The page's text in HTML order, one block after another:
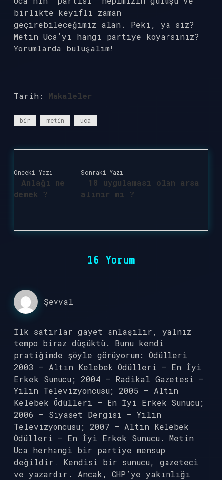
birlikte keyifli zaman
geçirebileceğimiz alan. Peki, ya siz?
Metin Uca’yı hangi partiye koyarsınız?
Yorumlarda buluşalım!
Tarih: Makaleler
bir metin uca
Önceki Yazı
Anlağı ne
demek ?
Sonraki Yazı
18 uygulaması olan arsa
alınır mı ?
16 Yorum
Şevval
İlk satırlar gayet anlaşılır, yalnız
tempo biraz düşüktü. Bunu kendi
pratiğimde şöyle görüyorum: Ödülleri
2003 – Altın Kelebek Ödülleri – En İyi
Erkek Sunucu; 2004 – Radikal Gazetesi –
Yılın Televizyoncusu; 2005 – Altın
Kelebek Ödülleri – En İyi Erkek Sunucu;
2006 – Siyaset Dergisi – Yılın
Televizyoncusu; 2007 – Altın Kelebek
Ödülleri – En İyi Erkek Sunucu. Metin
Uca herhangi bir partiye mensup
değildir. Kendisi bir sunucu, gazeteci
ve yazardır. Ancak, CHP’ye yakınlığı